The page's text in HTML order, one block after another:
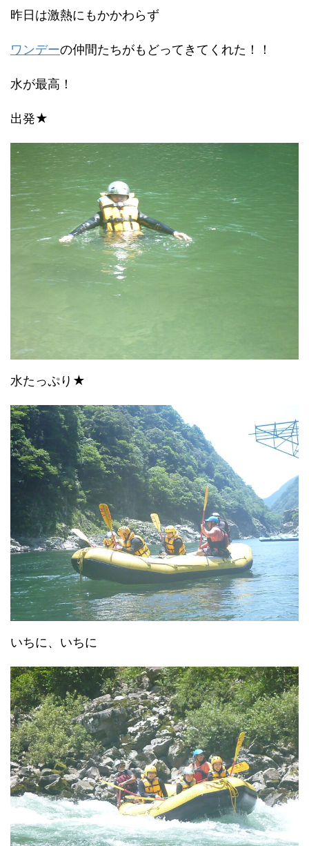
昨日は激熱にもかかわらず
ワンデーの仲間たちがもどってきてくれた！！
水が最高！
出発★
水たっぷり★
いちに、いちに